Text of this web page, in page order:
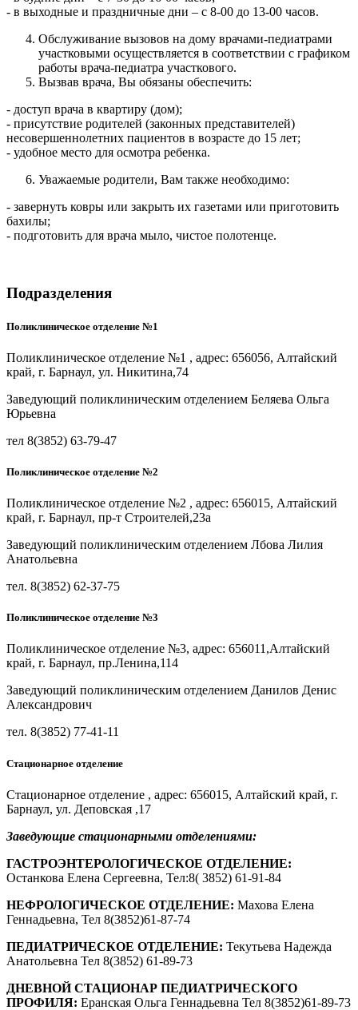
- в выходные и праздничные дни – с 8-00 до 13-00 часов.
Обслуживание вызовов на дому врачами-педиатрами
участковыми осуществляется в соответствии с графиком
работы врача-педиатра участкового.
Вызвав врача, Вы обязаны обеспечить:
- доступ врача в квартиру (дом);
- присутствие родителей (законных представителей)
несовершеннолетних пациентов в возрасте до 15 лет;
- удобное место для осмотра ребенка.
Уважаемые родители, Вам также необходимо:
- завернуть ковры или закрыть их газетами или приготовить
бахилы;
- подготовить для врача мыло, чистое полотенце.
Подразделения
Поликлиническое отделение №1
Поликлиническое отделение №1 , адрес: 656056, Алтайский
край, г. Барнаул, ул. Никитина,74
Заведующий поликлиническим отделением Беляева Ольга
Юрьевна
тел 8(3852) 63-79-47
Поликлиническое отделение №2
Поликлиническое отделение №2 , адрес: 656015, Алтайский
край, г. Барнаул, пр-т Строителей,23а
Заведующий поликлиническим отделением Лбова Лилия
Анатольевна
тел. 8(3852) 62-37-75
Поликлиническое отделение №3
Поликлиническое отделение №3, адрес: 656011,Алтайский
край, г. Барнаул, пр.Ленина,114
Заведующий поликлиническим отделением Данилов Денис
Александрович
тел. 8(3852) 77-41-11
Стационарное отделение
Стационарное отделение , адрес: 656015, Алтайский край, г.
Барнаул, ул. Деповская ,17
Заведующие стационарными отделениями:
ГАСТРОЭНТЕРОЛОГИЧЕСКОЕ ОТДЕЛЕНИЕ:
Останкова Елена Сергеевна, Тел:8( 3852) 61-91-84
НЕФРОЛОГИЧЕСКОЕ ОТДЕЛЕНИЕ: Махова Елена
Геннадьевна, Тел 8(3852)61-87-74
ПЕДИАТРИЧЕСКОЕ ОТДЕЛЕНИЕ: Текутьева Надежда
Анатольевна Тел 8(3852) 61-89-73
ДНЕВНОЙ СТАЦИОНАР ПЕДИАТРИЧЕСКОГО
ПРОФИЛЯ: Еранская Ольга Геннадьевна Тел 8(3852)61-89-73